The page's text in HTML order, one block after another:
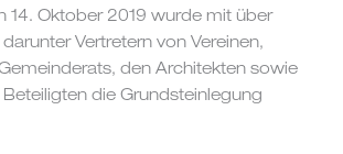
14. Oktober 2019 wurde mit über
Vertretern von Vereinen,
den Architekten sowie
die Grundsteinlegung